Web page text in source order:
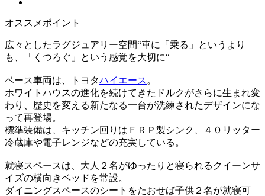
オススメポイント
広々としたラグジュアリー空間“車に「乗る」というより
も、「くつろぐ」という感覚を大切に“
ベース車両は、トヨタハイエース 。
ホワイトハウスの進化を続けてきたドルクがさらに生まれ変
わり、歴史を変える新たなる一台が洗練されたデザインにな
って再登場。
標準装備は、キッチン回りはＦＲＰ製シンク、４０リッター
冷蔵庫や電子レンジなどの充実している。
就寝スペースは、大人２名がゆったりと寝られるクイーンサ
イズの横向きベッドを常設。
ダイニングスペースのシートをたおせば子供２名が就寝可